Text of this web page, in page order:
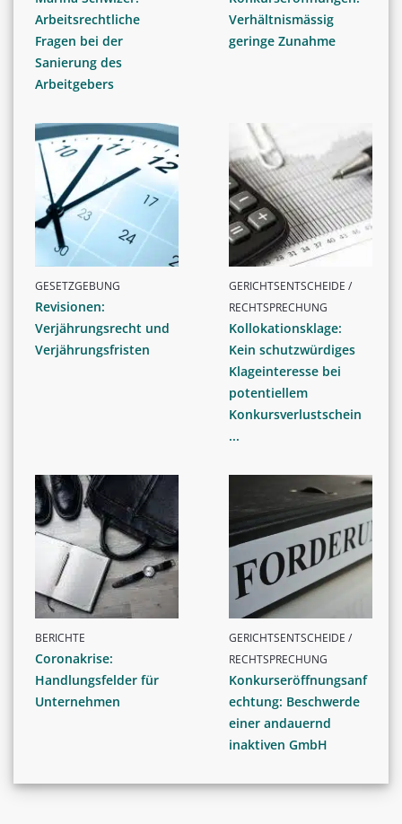
Arbeitsrechtliche
Fragen bei der
Sanierung des
Arbeitgebers
Verhältnismässig
geringe Zunahme
GESETZGEBUNG
Revisionen:
Verjährungsrecht und
Verjährungsfristen
GERICHTSENTSCHEIDE /
RECHTSPRECHUNG
Kollokationsklage:
Kein schutzwürdiges
Klageinteresse bei
potentiellem
Konkursverlustschein
...
BERICHTE
Coronakrise:
Handlungsfelder für
Unternehmen
GERICHTSENTSCHEIDE /
RECHTSPRECHUNG
Konkurseröffnungsanf
echtung: Beschwerde
einer andauernd
inaktiven GmbH